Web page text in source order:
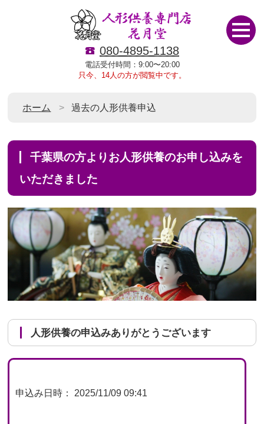
080-4895-1138
電話受付時間：9:00〜20:00
只今、14人の方が閲覧中です。
ホーム 過去の人形供養申込
千葉県の方よりお人形供養のお申し込みを
いただきました
人形供養の申込みありがとうございます
申込み日時： 2025/11/09 09:41